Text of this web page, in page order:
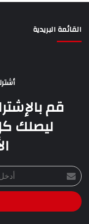
القائمة البريدية
قم
ليصلك
أدخل
بريدك
الإلكتروني